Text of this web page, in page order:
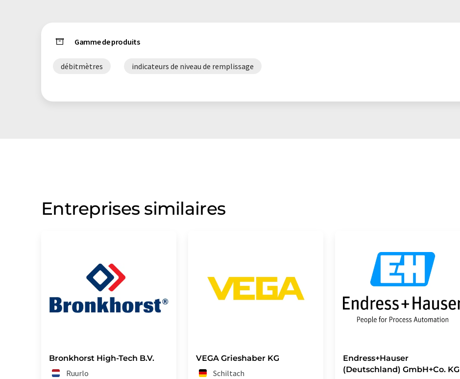
Gamme de produits
débitmètres indicateurs de niveau de remplissage
Entreprises similaires
Bronkhorst High-Tech B.V.
Ruurlo
VEGA Grieshaber KG
Schiltach
Endress+Hauser
(Deutschland) GmbH+Co. KG